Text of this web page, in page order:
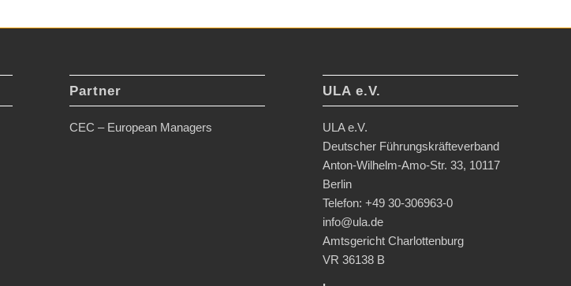
Partner
CEC – European Managers
ULA e.V.
ULA e.V.
Deutscher Führungskräfteverband
Anton-Wilhelm-Amo-Str. 33, 10117
Berlin
Telefon: +49 30-306963-0
info@ula.de
Amtsgericht Charlottenburg
VR 36138 B